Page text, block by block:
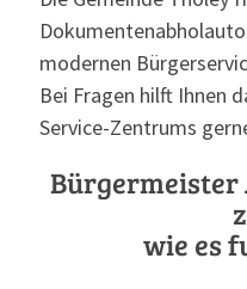
modernen
Bei Fragen hilft Ihnen
Service-Zentrums
Bürgermeister
wie es